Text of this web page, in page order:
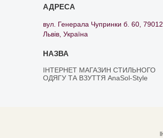
вул. Генерала Чупринки б. 60, 79012,
Львів, Україна
ІНТЕРНЕТ МАГАЗИН СТИЛЬНОГО
ОДЯГУ ТА ВЗУТТЯ AnaSol-Style